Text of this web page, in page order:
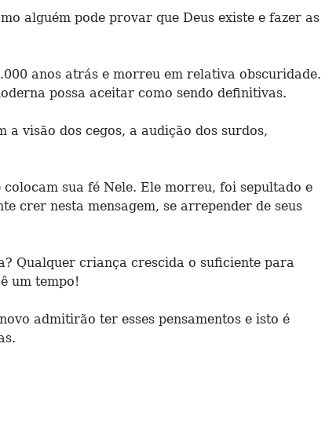
alguém pode provar que Deus existe e fazer as
anos atrás e morreu em relativa obscuridade.
possa aceitar como sendo definitivas.
a visão dos cegos, a audição dos surdos,
sua fé Nele. Ele morreu, foi sepultado e
crer nesta mensagem, se arrepender de seus
Qualquer criança crescida o suficiente para
um tempo!
admitirão ter esses pensamentos e isto é